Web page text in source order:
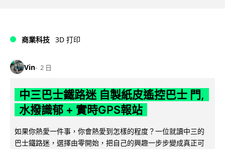
商業科技 3D 打印
Vin 2 日
中三巴士鐵路迷 自製紙皮遙控巴士 門,
水撥識郁 + 實時GPS報站
如果你熱愛一件事，你會熱愛到怎樣的程度？一位就讀中三的
巴士鐵路迷，選擇由零開始，把自己的興趣一步步變成真正可